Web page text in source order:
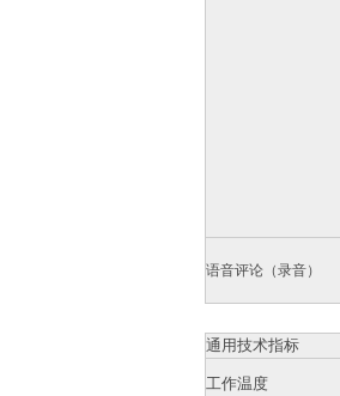
语音评论（录音）
通用技术指标
工作温度